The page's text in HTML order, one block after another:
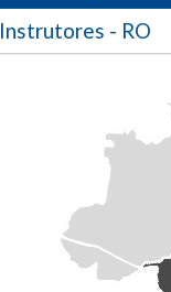
Instrutores - RO